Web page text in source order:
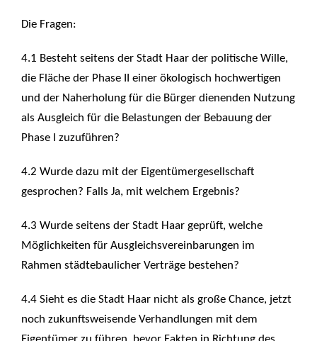
Die Fragen:
4.1 Besteht seitens der Stadt Haar der politische Wille,
die Fläche der Phase II einer ökologisch hochwertigen
und der Naherholung für die Bürger dienenden Nutzung
als Ausgleich für die Belastungen der Bebauung der
Phase I zuzuführen?
4.2 Wurde dazu mit der Eigentümergesellschaft
gesprochen? Falls Ja, mit welchem Ergebnis?
4.3 Wurde seitens der Stadt Haar geprüft, welche
Möglichkeiten für Ausgleichsvereinbarungen im
Rahmen städtebaulicher Verträge bestehen?
4.4 Sieht es die Stadt Haar nicht als große Chance, jetzt
noch zukunftsweisende Verhandlungen mit dem